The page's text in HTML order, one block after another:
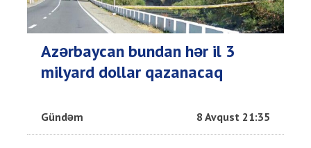
Azərbaycan bundan hər il 3
milyard dollar qazanacaq
Gündəm 8 Avqust 21:35